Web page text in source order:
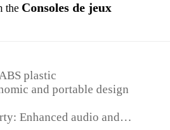
the Consoles de jeux
plastic
and portable design
Enhanced audio and